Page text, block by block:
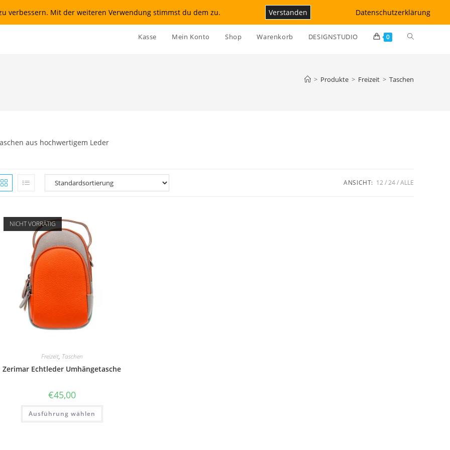
Kasse Mein Konto Shop Warenkorb DESIGNSTUDIO 0 Website-
> Produkte > Freizeit > Taschen
aus hochwertigem Leder
ANSICHT: 12 24 ALLE
NICHT VORRÄTIG
Freizeit, Taschen
Zerimar Echtleder Umhängetasche
€45,00
Ausführung wählen
Dieses
weist
verbessern. Mit der weiteren Verwendung stimmst du dem zu. Verstanden Datenschutzerklärung